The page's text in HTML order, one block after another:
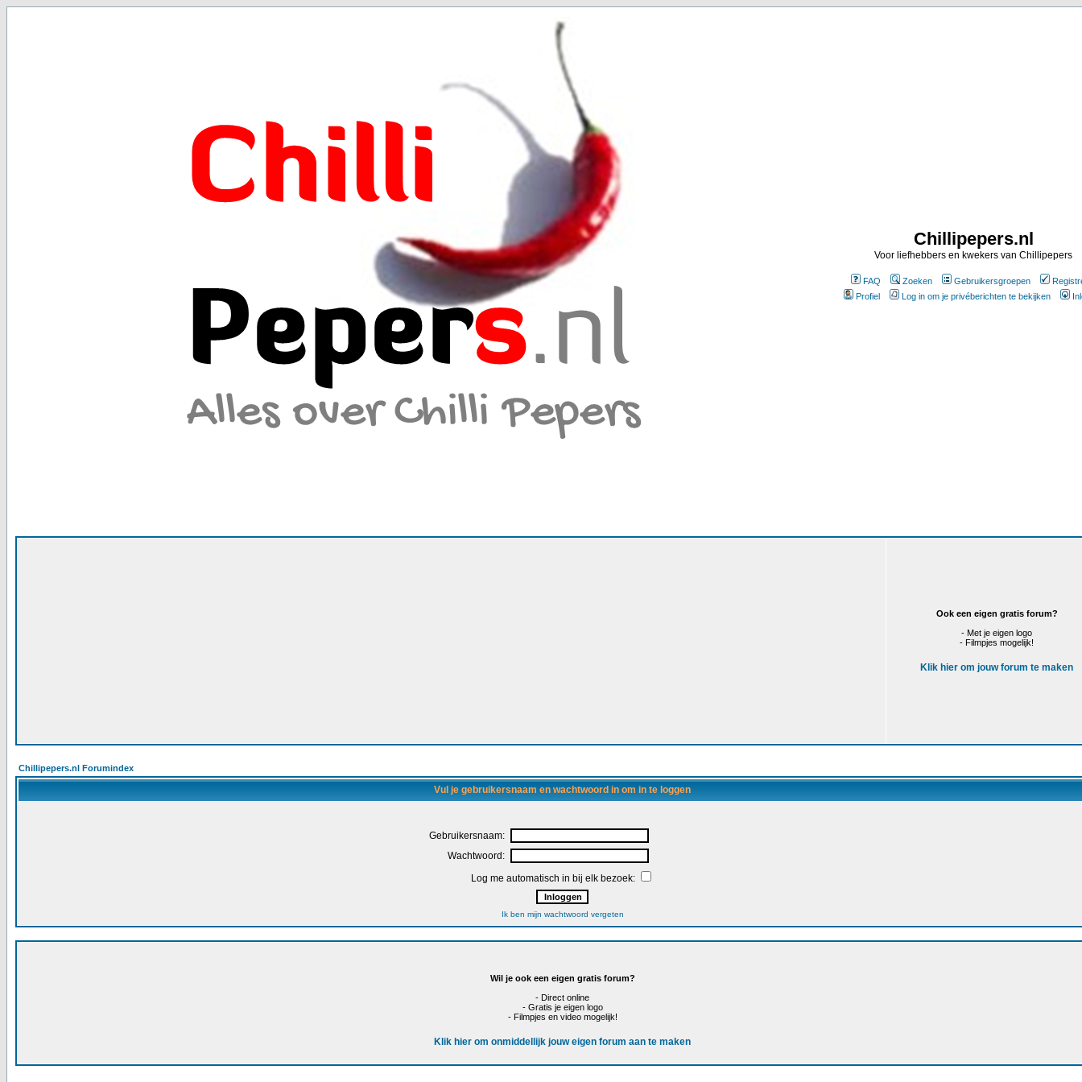
Chillipepers.nl
Voor liefhebbers en kwekers van Chillipepers
FAQ Zoeken Gebruikersgroepen
Profiel
Log in om je privéberichten te bekijken
Ook een eigen gratis forum?
- Met je eigen logo
- Filmpjes mogelijk!
Klik hier om jouw forum te maken
Chillipepers.nl Forumindex
Vul je gebruikersnaam en wachtwoord in om in te loggen
Gebruikersnaam:
Wachtwoord:
Log me automatisch in bij elk bezoek:
Ik ben mijn wachtwoord vergeten
Wil je ook een eigen gratis forum?
- Direct online
- Gratis je eigen logo
- Filmpjes en video mogelijk!
Klik hier om onmiddellijk jouw eigen forum aan te maken